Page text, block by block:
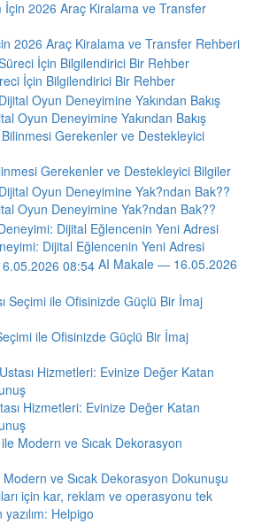
2026 Araç Kiralama ve Transfer Rehberi
İçin Bilgilendirici Bir Rehber
Oyun Deneyimine Yakından Bakış
Gerekenler ve Destekleyici Bilgiler
Oyun Deneyimine Yak?ndan Bak??
Dijital Eğlencenin Yeni Adresi
AI Makale — 16.05.2026
ile Ofisinizde Güçlü Bir İmaj
Hizmetleri: Evinize Değer Katan
ve Sıcak Dekorasyon Dokunuşu